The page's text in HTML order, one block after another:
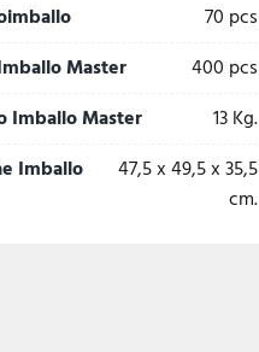
70 pcs
Master
400 pcs
Imballo Master
13 Kg.
Imballo
47,5 x 49,5 x 35,5
cm.